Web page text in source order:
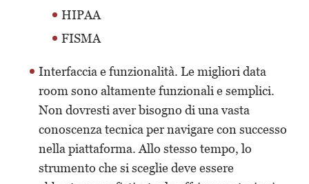
HIPAA
FISMA
Interfaccia e funzionalità. Le migliori data
room sono altamente funzionali e semplici.
Non dovresti aver bisogno di una vasta
conoscenza tecnica per navigare con successo
nella piattaforma. Allo stesso tempo, lo
strumento che si sceglie deve essere